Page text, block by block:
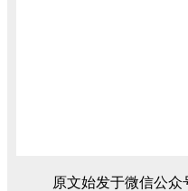
原文始发于微信公众